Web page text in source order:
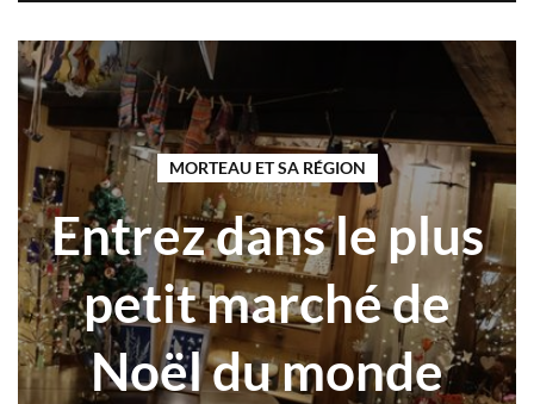
MORTEAU ET SA RÉGION
Entrez dans le plus
petit marché de
Noël du monde